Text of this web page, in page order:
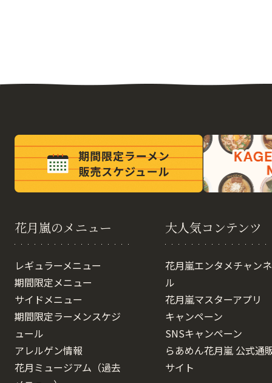
花月嵐のメニュー
レギュラーメニュー
期間限定メニュー
サイドメニュー
期間限定ラーメンスケジ
ュール
アレルゲン情報
花月ミュージアム（過去
大人気コンテンツ
花月嵐エンタメチャンネ
ル
花月嵐マスターアプリ
キャンペーン
SNSキャンペーン
らあめん花月嵐 公式通
サイト